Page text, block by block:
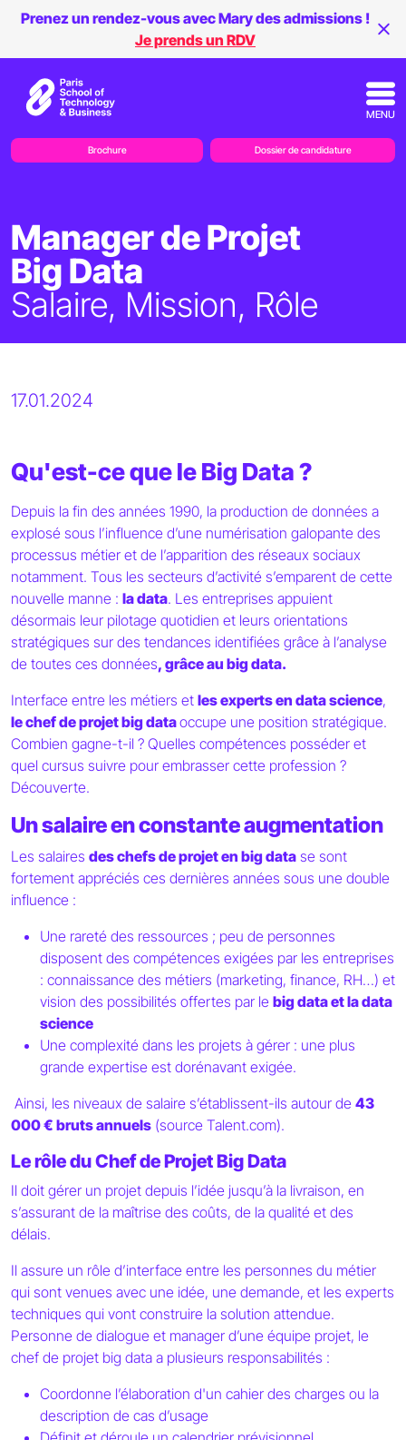
Manager de Projet
Big Data
Salaire, Mission, Rôle
17.01.2024
Qu'est-ce que le Big Data ?
Depuis la fin des années 1990, la production de données a
explosé sous l’influence d’une numérisation galopante des
processus métier et de l’apparition des réseaux sociaux
notamment. Tous les secteurs d’activité s’emparent de cette
nouvelle manne : la data. Les entreprises appuient
désormais leur pilotage quotidien et leurs orientations
stratégiques sur des tendances identifiées grâce à l’analyse
de toutes ces données, grâce au big data.
Interface entre les métiers et les experts en data science,
le chef de projet big dataoccupe une position stratégique.
Combien gagne-t-il ? Quelles compétences posséder et
quel cursus suivre pour embrasser cette profession ?
Découverte.
Un salaire en constante augmentation
Les salaires des chefs de projet en big data se sont
fortement appréciés ces dernières années sous une double
influence :
Une rareté des ressources ; peu de personnes
disposent des compétences exigées par les entreprises
: connaissance des métiers (marketing, finance, RH…) et
vision des possibilités offertes par le big data et la data
science
Une complexité dans les projets à gérer : une plus
grande expertise est dorénavant exigée.
Ainsi, les niveaux de salaire s’établissent-ils autour de 43
000 € bruts annuels (source Talent.com).
Le rôle du Chef de Projet Big Data
Il doit gérer un projet depuis l’idée jusqu’à la livraison, en
s’assurant de la maîtrise des coûts, de la qualité et des
délais.
Il assure un rôle d’interface entre les personnes du métier
qui sont venues avec une idée, une demande, et les experts
techniques qui vont construire la solution attendue.
Personne de dialogue et manager d’une équipe projet, le
chef de projet big data a plusieurs responsabilités :
Coordonne l’élaboration d'un cahier des charges ou la
description de cas d’usage
Prenez un rendez-vous avec Mary des admissions !
Je prends un RDV
MENU
Brochure Dossier de candidature